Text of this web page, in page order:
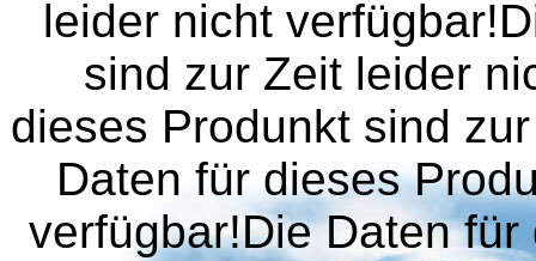
leider nicht
sind zur Zeit leider
dieses Produnkt sind
Daten für dieses
verfügbar!Die Daten